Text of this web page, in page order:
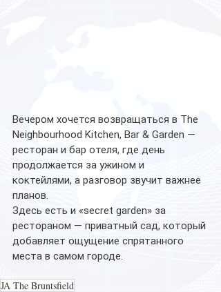
Вечером хочется возвращаться в The
Neighbourhood Kitchen, Bar & Garden —
ресторан и бар отеля, где день
продолжается за ужином и
коктейлями, а разговор звучит важнее
планов.
Здесь есть и «secret garden» за
рестораном — приватный сад, который
добавляет ощущение спрятанного
места в самом городе.
JA The Bruntsfield